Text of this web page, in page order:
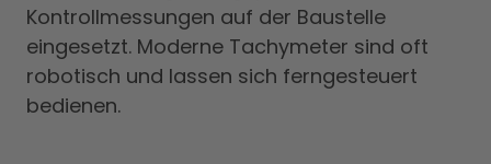
Kontrollmessungen auf der Baustelle
eingesetzt. Moderne Tachymeter sind oft
robotisch und lassen sich ferngesteuert
bedienen.